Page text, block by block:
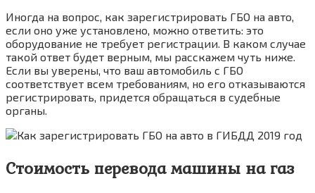
Иногда на вопрос, как зарегистрировать ГБО на авто,
если оно уже установлено, можно ответить: это
оборудование не требует регистрации. В каком случае
такой ответ будет верным, мы расскажем чуть ниже.
Если вы уверены, что ваш автомобиль с ГБО
соответствует всем требованиям, но его отказываются
регистрировать, придется обращаться в судебные
органы.
Стоимость перевода машины на газ